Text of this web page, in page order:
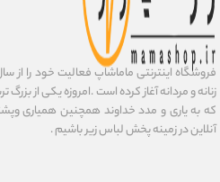
زنانه و مردانه آغاز کرده است .امروزه یکی از
که به یاری و مدد خداوند همچنین همیاری
آنلاین در زمینه پخش لباس زیر باشیم .